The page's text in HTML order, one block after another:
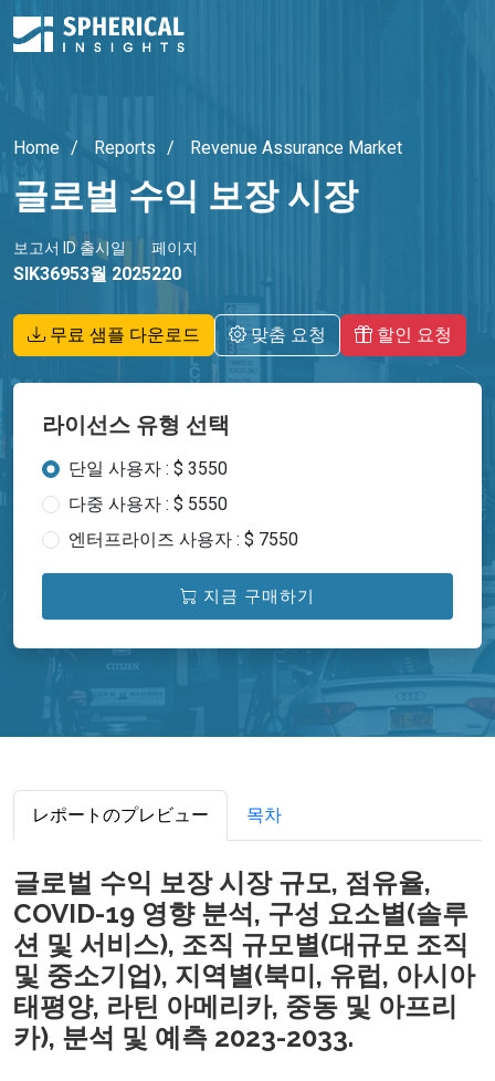
Home Reports Revenue Assurance Market
글로벌 수익 보장 시장
보고서 ID
SIK3695
출시일
3월 2025
페이지
220
무료 샘플 다운로드 맞춤 요청 할인 요청
라이선스 유형 선택
단일 사용자 : $ 3550
다중 사용자 : $ 5550
엔터프라이즈 사용자 : $ 7550
지금 구매하기
レポートのプレビュー 목차
글로벌 수익 보장 시장 규모, 점유율,
COVID-19 영향 분석, 구성 요소별(솔루
션 및 서비스), 조직 규모별(대규모 조직
및 중소기업), 지역별(북미, 유럽, 아시아
태평양, 라틴 아메리카, 중동 및 아프리
카), 분석 및 예측 2023-2033.